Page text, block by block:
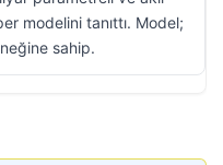
modelini tanıttı. Model;
sahip.